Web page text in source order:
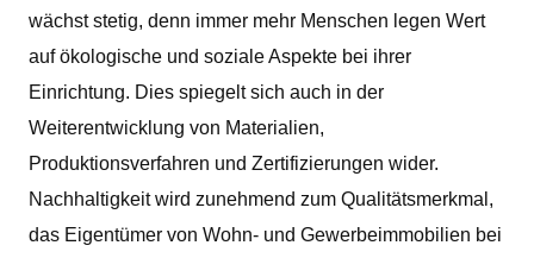
wächst stetig, denn immer mehr Menschen legen Wert
auf ökologische und soziale Aspekte bei ihrer
Einrichtung. Dies spiegelt sich auch in der
Weiterentwicklung von Materialien,
Produktionsverfahren und Zertifizierungen wider.
Nachhaltigkeit wird zunehmend zum Qualitätsmerkmal,
das Eigentümer von Wohn- und Gewerbeimmobilien bei